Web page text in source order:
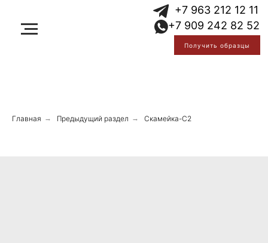
+7 963 212 12 11
+7 909 242 82 52
Получить образцы
Error get alias
Главная → Предыдущий раздел → Скамейка-С2